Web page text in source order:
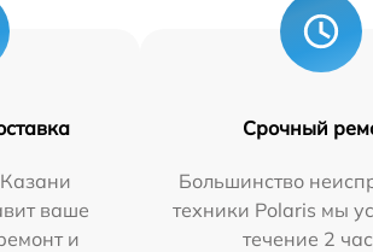
ваше
и
Срочный
Большинство
техники Polaris мы
течение 2